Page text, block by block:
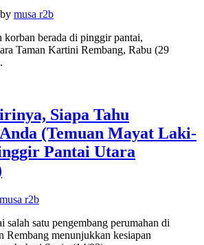
by musa r2b
Siapa Tahu
(Temuan Mayat Laki-
Pantai Utara
musa r2b